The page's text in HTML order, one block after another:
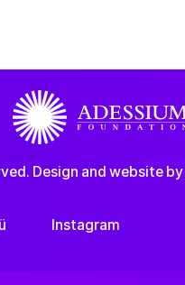
Instagram
Design and website by